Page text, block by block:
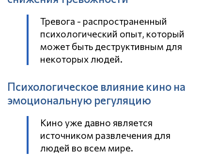
Тревога - распространенный
психологический опыт, который
может быть деструктивным для
некоторых людей.
Психологическое влияние кино на
эмоциональную регуляцию
Кино уже давно является
источником развлечения для
людей во всем мире.